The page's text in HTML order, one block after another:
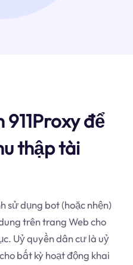
911Proxy để
thập tài
sử dụng bot (hoặc nhện)
trên trang Web cho
Uỷ quyền dân cư là uỷ
bất kỳ hoạt động khai